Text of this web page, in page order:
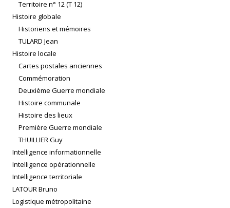
Territoire n° 12 (T 12)
Histoire globale
Historiens et mémoires
TULARD Jean
Histoire locale
Cartes postales anciennes
Commémoration
Deuxième Guerre mondiale
Histoire communale
Histoire des lieux
Première Guerre mondiale
THUILLIER Guy
Intelligence informationnelle
Intelligence opérationnelle
Intelligence territoriale
LATOUR Bruno
Logistique métropolitaine